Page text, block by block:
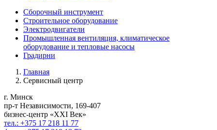
Сборочный инструмент
Строительное оборудование
Электродвигатели
Промышленная вентиляция, климатическое
оборудование и тепловые насосы
Градирни
Главная
Сервисный центр
г. Минск
пр-т Независимости, 169-407
бизнес-центр «XXI Век»
тел.: +375 17 218 11 77